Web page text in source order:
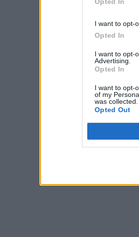
I want to opt-
Opted In
I want to opt-
Advertising.
Opted In
I want to opt-
of my
was collected.
Opted Out